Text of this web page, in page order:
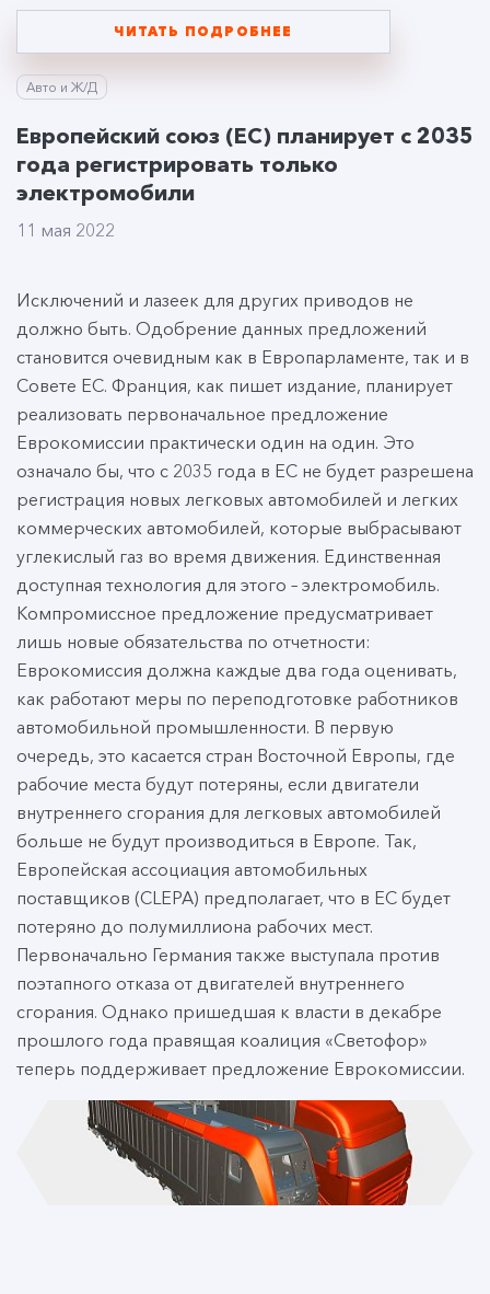
ЧИТАТЬ ПОДРОБНЕЕ
Авто и Ж/Д
Европейский союз (ЕС) планирует с 2035
года регистрировать только
электромобили
11 мая 2022
Исключений и лазеек для других приводов не
должно быть. Одобрение данных предложений
становится очевидным как в Европарламенте, так и в
Совете ЕС. Франция, как пишет издание, планирует
реализовать первоначальное предложение
Еврокомиссии практически один на один. Это
означало бы, что с 2035 года в ЕС не будет разрешена
регистрация новых легковых автомобилей и легких
коммерческих автомобилей, которые выбрасывают
углекислый газ во время движения. Единственная
доступная технология для этого – электромобиль.
Компромиссное предложение предусматривает
лишь новые обязательства по отчетности:
Еврокомиссия должна каждые два года оценивать,
как работают меры по переподготовке работников
автомобильной промышленности. В первую
очередь, это касается стран Восточной Европы, где
рабочие места будут потеряны, если двигатели
внутреннего сгорания для легковых автомобилей
больше не будут производиться в Европе. Так,
Европейская ассоциация автомобильных
поставщиков (CLEPA) предполагает, что в ЕС будет
потеряно до полумиллиона рабочих мест.
Первоначально Германия также выступала против
поэтапного отказа от двигателей внутреннего
сгорания. Однако пришедшая к власти в декабре
прошлого года правящая коалиция «Светофор»
теперь поддерживает предложение Еврокомиссии.